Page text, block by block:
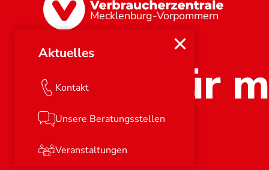
Aktuelles
Kontakt
Unsere Beratungsstellen
Veranstaltungen
Mecklenburg-Vorpommern
Stark für